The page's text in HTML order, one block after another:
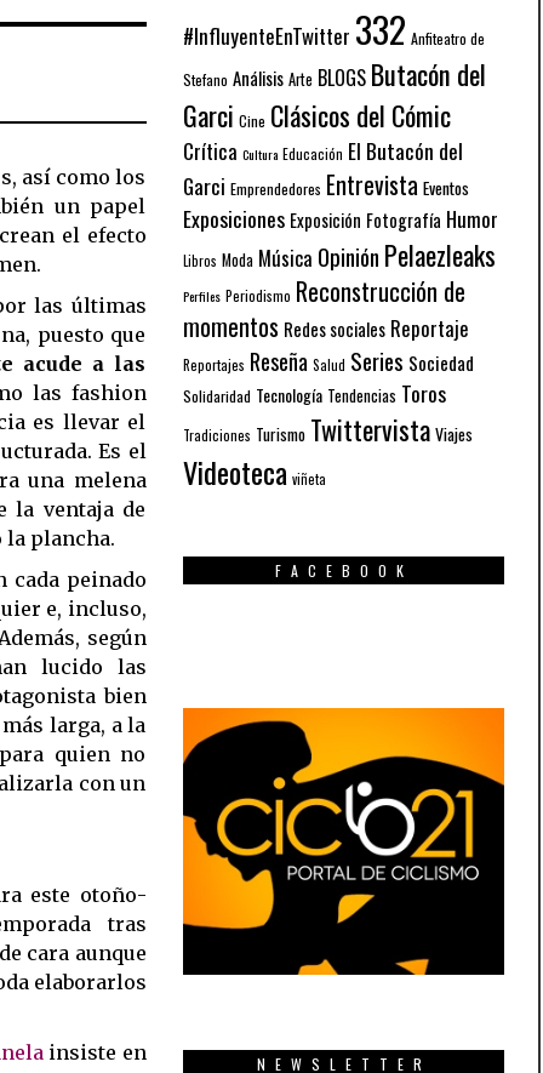
así como los
un papel
el efecto
las últimas
puesto que
acude a las
las fashion
es llevar el
Es el
una melena
la ventaja de
la plancha.
cada peinado
e, incluso,
según
lucido las
bien
larga, a la
quien no
con un
este otoño-
tras
cara aunque
elaborarlos
insiste en
#InfluyenteEnTwitter 332 Anfiteatro de
Stefano Análisis Arte BLOGS Butacón del
Garci Cine Clásicos del Cómic
Crítica Cultura Educación El Butacón del
Garci Emprendedores Entrevista Eventos
Exposiciones Exposición Fotografía Humor
Libros Moda Música Opinión Pelaezleaks
Perfiles Periodismo Reconstrucción de
momentos Redes sociales Reportaje
Reportajes Reseña Salud Series Sociedad
Solidaridad Tecnología Tendencias Toros
Tradiciones Turismo Twittervista Viajes
Videoteca viñeta
FACEBOOK
NEWSLETTER